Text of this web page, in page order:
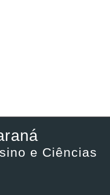
e Ciências